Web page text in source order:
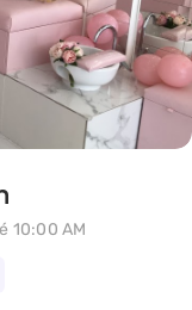
10:00 AM